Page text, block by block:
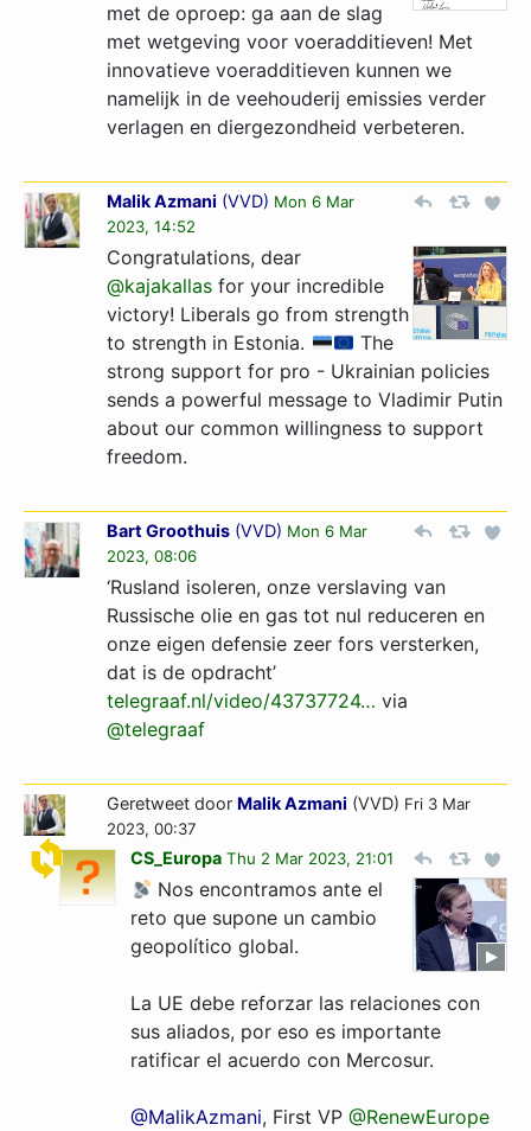
met de oproep: ga aan de slag
met wetgeving voor voeradditieven! Met
innovatieve voeradditieven kunnen we
namelijk in de veehouderij emissies verder
verlagen en diergezondheid verbeteren.
Malik Azmani (VVD) Mon 6 Mar
2023, 14:52
Congratulations, dear
@kajakallas for your incredible
victory! Liberals go from strength
to strength in Estonia.
The
strong support for pro - Ukrainian policies
sends a powerful message to Vladimir Putin
about our common willingness to support
freedom.
Bart Groothuis (VVD) Mon 6 Mar
2023, 08:06
‘Rusland isoleren, onze verslaving van
Russische olie en gas tot nul reduceren en
onze eigen defensie zeer fors versterken,
dat is de opdracht’
telegraaf.nl/video/43737724… via
@telegraaf
Geretweet door Malik Azmani (VVD) Fri 3 Mar
2023, 00:37
CS_Europa Thu 2 Mar 2023, 21:01
Nos encontramos ante el
reto que supone un cambio
geopolítico global.
La UE debe reforzar las relaciones con
sus aliados, por eso es importante
ratificar el acuerdo con Mercosur.
@MalikAzmani, First VP @RenewEurope